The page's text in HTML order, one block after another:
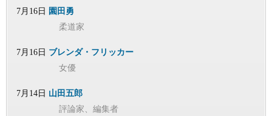
7月16日 園田勇
柔道家
7月16日 ブレンダ・フリッカー
女優
7月14日 山田五郎
評論家、編集者